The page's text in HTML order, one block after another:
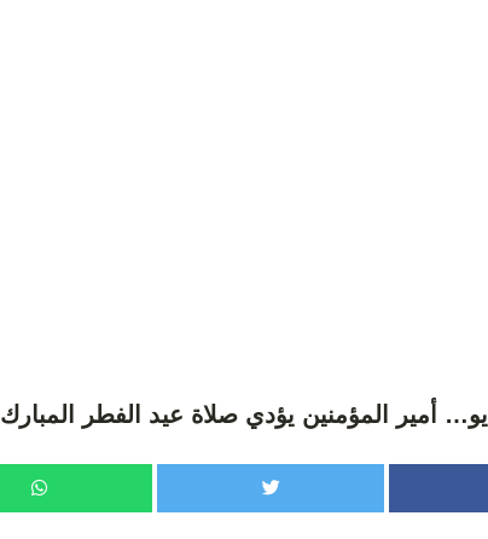
أمير المؤمنين يؤدي صلاة عيد الفطر المبارك